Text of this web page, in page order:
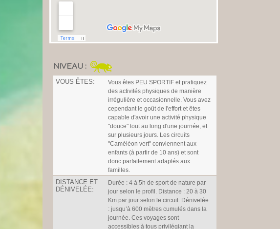
NIVEAU :
VOUS ÊTES:
Vous êtes PEU SPORTIF et pratiquez
des activités physiques de manière
irrégulière et occasionnelle. Vous avez
cependant le goût de l'effort et êtes
capable d'avoir une activité physique
"douce" tout au long d'une journée, et
sur plusieurs jours. Les circuits
"Caméléon vert" conviennent aux
enfants (à partir de 10 ans) et sont
donc parfaitement adaptés aux
familles.
DISTANCE ET
DÉNIVELÉE:
Durée : 4 à 5h de sport de nature par
jour selon le profil. Distance : 20 à 30
Km par jour selon le circuit. Dénivelée
: jusqu’à 600 mètres cumulés dans la
journée. Ces voyages sont
accessibles à tous privilégiant la